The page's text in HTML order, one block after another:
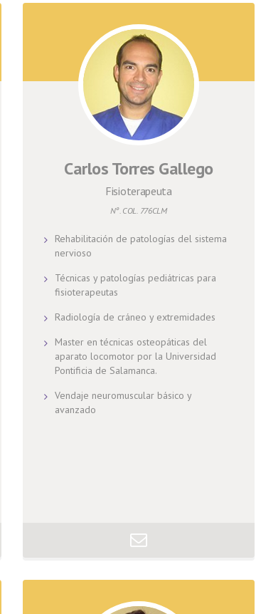
Carlos Torres Gallego
Fisioterapeuta
Nº. COL. 776CLM
Rehabilitación de patologías del sistema
nervioso
Técnicas y patologías pediátricas para
fisioterapeutas
Radiología de cráneo y extremidades
Master en técnicas osteopáticas del
aparato locomotor por la Universidad
Pontificia de Salamanca.
Vendaje neuromuscular básico y
avanzado